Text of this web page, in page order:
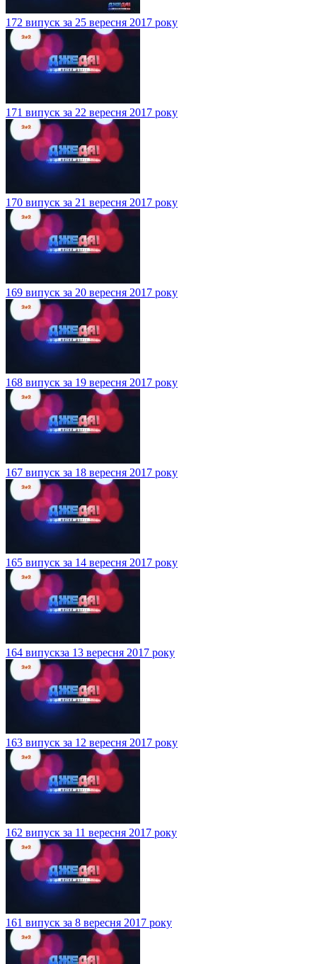
172 випуск за 25 вересня 2017 року
171 випуск за 22 вересня 2017 року
170 випуск за 21 вересня 2017 року
169 випуск за 20 вересня 2017 року
168 випуск за 19 вересня 2017 року
167 випуск за 18 вересня 2017 року
165 випуск за 14 вересня 2017 року
164 випускза 13 вересня 2017 року
163 випуск за 12 вересня 2017 року
162 випуск за 11 вересня 2017 року
161 випуск за 8 вересня 2017 року